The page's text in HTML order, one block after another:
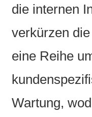
die internen
verkürzen
eine Reihe
Wartung,